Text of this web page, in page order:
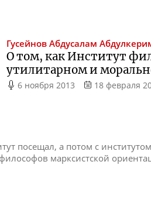
Гусейнов Абдусалам
О том, как Институт
утилитарном и
6 ноября 2013 18 февраля
посещал, а потом с
марксистской